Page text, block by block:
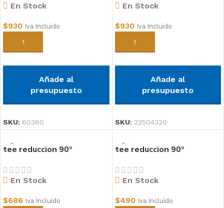
En Stock
$930 Iva Incluido
Añadir al carrito
Añade al
presupuesto
SKU: 60360
En Stock
$930 Iva Incluido
Añadir al carrito
Añade al
presupuesto
SKU: 22504320
tee reduccion 90º
En Stock
$686 Iva Incluido
tee reduccion 90º
En Stock
$490 Iva Incluido